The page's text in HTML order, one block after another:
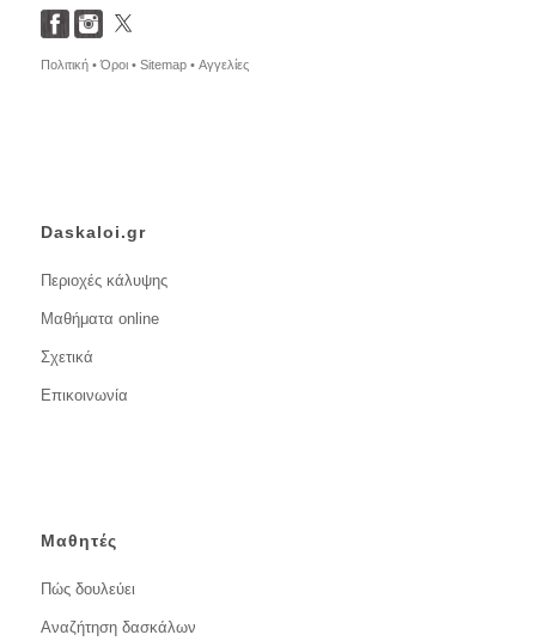
Πολιτική •Όροι • Sitemap • Αγγελίες
Daskaloi.gr
Περιοχές κάλυψης
Μαθήματα online
Σχετικά
Επικοινωνία
Μαθητές
Πώς δουλεύει
Αναζήτηση δασκάλων